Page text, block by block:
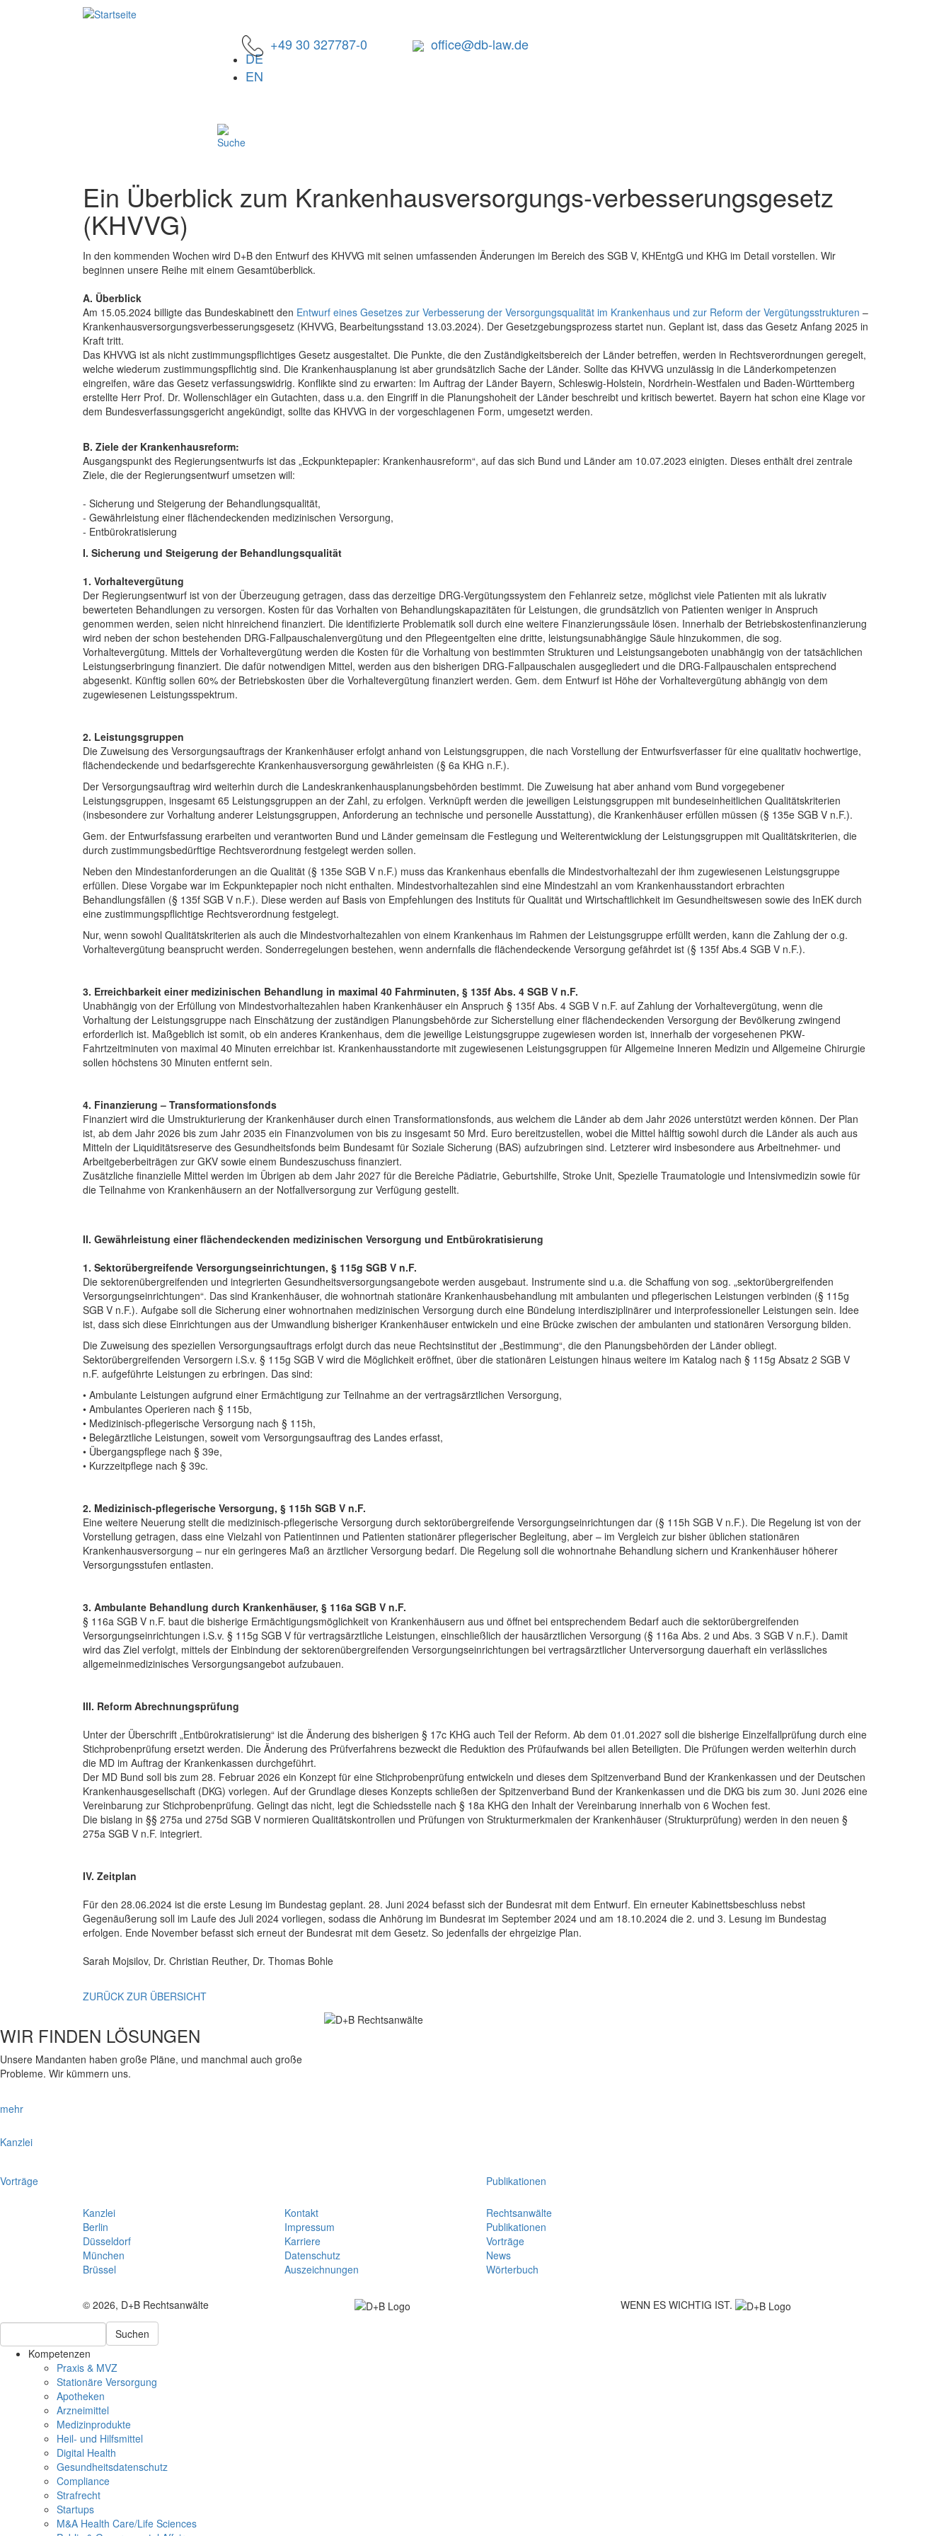
+49 30 327787-0 office@db-law.de
DE
EN
Ein Überblick zum Krankenhausversorgungs-verbesserungsgesetz
(KHVVG)
In den kommenden Wochen wird D+B den Entwurf des KHVVG mit seinen umfassenden Änderungen im Bereich des SGB V, KHEntgG und KHG im Detail vorstellen. Wir
beginnen unsere Reihe mit einem Gesamtüberblick.
A. Überblick
Am 15.05.2024 billigte das Bundeskabinett den Entwurf eines Gesetzes zur Verbesserung der Versorgungsqualität im Krankenhaus und zur Reform der Vergütungsstrukturen –
Krankenhausversorgungsverbesserungsgesetz (KHVVG, Bearbeitungsstand 13.03.2024). Der Gesetzgebungsprozess startet nun. Geplant ist, dass das Gesetz Anfang 2025 in
Kraft tritt.
Das KHVVG ist als nicht zustimmungspflichtiges Gesetz ausgestaltet. Die Punkte, die den Zuständigkeitsbereich der Länder betreffen, werden in Rechtsverordnungen geregelt,
welche wiederum zustimmungspflichtig sind. Die Krankenhausplanung ist aber grundsätzlich Sache der Länder. Sollte das KHVVG unzulässig in die Länderkompetenzen
eingreifen, wäre das Gesetz verfassungswidrig. Konflikte sind zu erwarten: Im Auftrag der Länder Bayern, Schleswig-Holstein, Nordrhein-Westfalen und Baden-Württemberg
erstellte Herr Prof. Dr. Wollenschläger ein Gutachten, dass u.a. den Eingriff in die Planungshoheit der Länder beschreibt und kritisch bewertet. Bayern hat schon eine Klage vor
dem Bundesverfassungsgericht angekündigt, sollte das KHVVG in der vorgeschlagenen Form, umgesetzt werden.
B. Ziele der Krankenhausreform:
Ausgangspunkt des Regierungsentwurfs ist das „Eckpunktepapier: Krankenhausreform“, auf das sich Bund und Länder am 10.07.2023 einigten. Dieses enthält drei zentrale
Ziele, die der Regierungsentwurf umsetzen will:
- Sicherung und Steigerung der Behandlungsqualität,
- Gewährleistung einer flächendeckenden medizinischen Versorgung,
- Entbürokratisierung
I. Sicherung und Steigerung der Behandlungsqualität
1. Vorhaltevergütung
Der Regierungsentwurf ist von der Überzeugung getragen, dass das derzeitige DRG-Vergütungssystem den Fehlanreiz setze, möglichst viele Patienten mit als lukrativ
bewerteten Behandlungen zu versorgen. Kosten für das Vorhalten von Behandlungskapazitäten für Leistungen, die grundsätzlich von Patienten weniger in Anspruch
genommen werden, seien nicht hinreichend finanziert. Die identifizierte Problematik soll durch eine weitere Finanzierungssäule lösen. Innerhalb der Betriebskostenfinanzierung
wird neben der schon bestehenden DRG-Fallpauschalenvergütung und den Pflegeentgelten eine dritte, leistungsunabhängige Säule hinzukommen, die sog.
Vorhaltevergütung. Mittels der Vorhaltevergütung werden die Kosten für die Vorhaltung von bestimmten Strukturen und Leistungsangeboten unabhängig von der tatsächlichen
Leistungserbringung finanziert. Die dafür notwendigen Mittel, werden aus den bisherigen DRG-Fallpauschalen ausgegliedert und die DRG-Fallpauschalen entsprechend
abgesenkt. Künftig sollen 60% der Betriebskosten über die Vorhaltevergütung finanziert werden. Gem. dem Entwurf ist Höhe der Vorhaltevergütung abhängig von dem
zugewiesenen Leistungsspektrum.
2. Leistungsgruppen
Die Zuweisung des Versorgungsauftrags der Krankenhäuser erfolgt anhand von Leistungsgruppen, die nach Vorstellung der Entwurfsverfasser für eine qualitativ hochwertige,
flächendeckende und bedarfsgerechte Krankenhausversorgung gewährleisten (§ 6a KHG n.F.).
Der Versorgungsauftrag wird weiterhin durch die Landeskrankenhausplanungsbehörden bestimmt. Die Zuweisung hat aber anhand vom Bund vorgegebener
Leistungsgruppen, insgesamt 65 Leistungsgruppen an der Zahl, zu erfolgen. Verknüpft werden die jeweiligen Leistungsgruppen mit bundeseinheitlichen Qualitätskriterien
(insbesondere zur Vorhaltung anderer Leistungsgruppen, Anforderung an technische und personelle Ausstattung), die Krankenhäuser erfüllen müssen (§ 135e SGB V n.F.).
Gem. der Entwurfsfassung erarbeiten und verantworten Bund und Länder gemeinsam die Festlegung und Weiterentwicklung der Leistungsgruppen mit Qualitätskriterien, die
durch zustimmungsbedürftige Rechtsverordnung festgelegt werden sollen.
Neben den Mindestanforderungen an die Qualität (§ 135e SGB V n.F.) muss das Krankenhaus ebenfalls die Mindestvorhaltezahl der ihm zugewiesenen Leistungsgruppe
erfüllen. Diese Vorgabe war im Eckpunktepapier noch nicht enthalten. Mindestvorhaltezahlen sind eine Mindestzahl an vom Krankenhausstandort erbrachten
Behandlungsfällen (§ 135f SGB V n.F.). Diese werden auf Basis von Empfehlungen des Instituts für Qualität und Wirtschaftlichkeit im Gesundheitswesen sowie des InEK durch
eine zustimmungspflichtige Rechtsverordnung festgelegt.
Nur, wenn sowohl Qualitätskriterien als auch die Mindestvorhaltezahlen von einem Krankenhaus im Rahmen der Leistungsgruppe erfüllt werden, kann die Zahlung der o.g.
Vorhaltevergütung beansprucht werden. Sonderregelungen bestehen, wenn andernfalls die flächendeckende Versorgung gefährdet ist (§ 135f Abs.4 SGB V n.F.).
3. Erreichbarkeit einer medizinischen Behandlung in maximal 40 Fahrminuten, § 135f Abs. 4 SGB V n.F.
Unabhängig von der Erfüllung von Mindestvorhaltezahlen haben Krankenhäuser ein Anspruch § 135f Abs. 4 SGB V n.F. auf Zahlung der Vorhaltevergütung, wenn die
Vorhaltung der Leistungsgruppe nach Einschätzung der zuständigen Planungsbehörde zur Sicherstellung einer flächendeckenden Versorgung der Bevölkerung zwingend
erforderlich ist. Maßgeblich ist somit, ob ein anderes Krankenhaus, dem die jeweilige Leistungsgruppe zugewiesen worden ist, innerhalb der vorgesehenen PKW-
Fahrtzeitminuten von maximal 40 Minuten erreichbar ist. Krankenhausstandorte mit zugewiesenen Leistungsgruppen für Allgemeine Inneren Medizin und Allgemeine Chirurgie
sollen höchstens 30 Minuten entfernt sein.
4. Finanzierung – Transformationsfonds
Finanziert wird die Umstrukturierung der Krankenhäuser durch einen Transformationsfonds, aus welchem die Länder ab dem Jahr 2026 unterstützt werden können. Der Plan
ist, ab dem Jahr 2026 bis zum Jahr 2035 ein Finanzvolumen von bis zu insgesamt 50 Mrd. Euro bereitzustellen, wobei die Mittel hälftig sowohl durch die Länder als auch aus
Mitteln der Liquiditätsreserve des Gesundheitsfonds beim Bundesamt für Soziale Sicherung (BAS) aufzubringen sind. Letzterer wird insbesondere aus Arbeitnehmer- und
Arbeitgeberbeiträgen zur GKV sowie einem Bundeszuschuss finanziert.
Zusätzliche finanzielle Mittel werden im Übrigen ab dem Jahr 2027 für die Bereiche Pädiatrie, Geburtshilfe, Stroke Unit, Spezielle Traumatologie und Intensivmedizin sowie für
die Teilnahme von Krankenhäusern an der Notfallversorgung zur Verfügung gestellt.
II. Gewährleistung einer flächendeckenden medizinischen Versorgung und Entbürokratisierung
1. Sektorübergreifende Versorgungseinrichtungen, § 115g SGB V n.F.
Die sektorenübergreifenden und integrierten Gesundheitsversorgungsangebote werden ausgebaut. Instrumente sind u.a. die Schaffung von sog. „sektorübergreifenden
Versorgungseinrichtungen“. Das sind Krankenhäuser, die wohnortnah stationäre Krankenhausbehandlung mit ambulanten und pflegerischen Leistungen verbinden (§ 115g
SGB V n.F.). Aufgabe soll die Sicherung einer wohnortnahen medizinischen Versorgung durch eine Bündelung interdisziplinärer und interprofessioneller Leistungen sein. Idee
ist, dass sich diese Einrichtungen aus der Umwandlung bisheriger Krankenhäuser entwickeln und eine Brücke zwischen der ambulanten und stationären Versorgung bilden.
Die Zuweisung des speziellen Versorgungsauftrags erfolgt durch das neue Rechtsinstitut der „Bestimmung“, die den Planungsbehörden der Länder obliegt.
Sektorübergreifenden Versorgern i.S.v. § 115g SGB V wird die Möglichkeit eröffnet, über die stationären Leistungen hinaus weitere im Katalog nach § 115g Absatz 2 SGB V
n.F. aufgeführte Leistungen zu erbringen. Das sind:
• Ambulante Leistungen aufgrund einer Ermächtigung zur Teilnahme an der vertragsärztlichen Versorgung,
• Ambulantes Operieren nach § 115b,
• Medizinisch-pflegerische Versorgung nach § 115h,
• Belegärztliche Leistungen, soweit vom Versorgungsauftrag des Landes erfasst,
• Übergangspflege nach § 39e,
• Kurzzeitpflege nach § 39c.
2. Medizinisch-pflegerische Versorgung, § 115h SGB V n.F.
Eine weitere Neuerung stellt die medizinisch-pflegerische Versorgung durch sektorübergreifende Versorgungseinrichtungen dar (§ 115h SGB V n.F.). Die Regelung ist von der
Vorstellung getragen, dass eine Vielzahl von Patientinnen und Patienten stationärer pflegerischer Begleitung, aber – im Vergleich zur bisher üblichen stationären
Krankenhausversorgung – nur ein geringeres Maß an ärztlicher Versorgung bedarf. Die Regelung soll die wohnortnahe Behandlung sichern und Krankenhäuser höherer
Versorgungsstufen entlasten.
3. Ambulante Behandlung durch Krankenhäuser, § 116a SGB V n.F.
§ 116a SGB V n.F. baut die bisherige Ermächtigungsmöglichkeit von Krankenhäusern aus und öffnet bei entsprechendem Bedarf auch die sektorübergreifenden
Versorgungseinrichtungen i.S.v. § 115g SGB V für vertragsärztliche Leistungen, einschließlich der hausärztlichen Versorgung (§ 116a Abs. 2 und Abs. 3 SGB V n.F.). Damit
wird das Ziel verfolgt, mittels der Einbindung der sektorenübergreifenden Versorgungseinrichtungen bei vertragsärztlicher Unterversorgung dauerhaft ein verlässliches
allgemeinmedizinisches Versorgungsangebot aufzubauen.
III. Reform Abrechnungsprüfung
Unter der Überschrift „Entbürokratisierung“ ist die Änderung des bisherigen § 17c KHG auch Teil der Reform. Ab dem 01.01.2027 soll die bisherige Einzelfallprüfung durch eine
Stichprobenprüfung ersetzt werden. Die Änderung des Prüfverfahrens bezweckt die Reduktion des Prüfaufwands bei allen Beteiligten. Die Prüfungen werden weiterhin durch
die MD im Auftrag der Krankenkassen durchgeführt.
Der MD Bund soll bis zum 28. Februar 2026 ein Konzept für eine Stichprobenprüfung entwickeln und dieses dem Spitzenverband Bund der Krankenkassen und der Deutschen
Krankenhausgesellschaft (DKG) vorlegen. Auf der Grundlage dieses Konzepts schließen der Spitzenverband Bund der Krankenkassen und die DKG bis zum 30. Juni 2026 eine
Vereinbarung zur Stichprobenprüfung. Gelingt das nicht, legt die Schiedsstelle nach § 18a KHG den Inhalt der Vereinbarung innerhalb von 6 Wochen fest.
Die bislang in §§ 275a und 275d SGB V normieren Qualitätskontrollen und Prüfungen von Strukturmerkmalen der Krankenhäuser (Strukturprüfung) werden in den neuen §
275a SGB V n.F. integriert.
IV. Zeitplan
Für den 28.06.2024 ist die erste Lesung im Bundestag geplant. 28. Juni 2024 befasst sich der Bundesrat mit dem Entwurf. Ein erneuter Kabinettsbeschluss nebst
Gegenäußerung soll im Laufe des Juli 2024 vorliegen, sodass die Anhörung im Bundesrat im September 2024 und am 18.10.2024 die 2. und 3. Lesung im Bundestag
erfolgen. Ende November befasst sich erneut der Bundesrat mit dem Gesetz. So jedenfalls der ehrgeizige Plan.
Sarah Mojsilov, Dr. Christian Reuther, Dr. Thomas Bohle
ZURÜCK ZUR ÜBERSICHT
WIR FINDEN LÖSUNGEN
Unsere Mandanten haben große Pläne, und manchmal auch große
Probleme. Wir kümmern uns.
mehr
Kanzlei
Vorträge Publikationen
Kanzlei
Berlin
Düsseldorf
München
Brüssel
Kontakt
Impressum
Karriere
Datenschutz
Auszeichnungen
Rechtsanwälte
Publikationen
Vorträge
News
Wörterbuch
© 2026, D+B Rechtsanwälte WENN ES WICHTIG IST.
Suchen
Kompetenzen
Praxis & MVZ
Stationäre Versorgung
Apotheken
Arzneimittel
Medizinprodukte
Heil- und Hilfsmittel
Digital Health
Gesundheitsdatenschutz
Compliance
Strafrecht
Startups
M&A Health Care/Life Sciences